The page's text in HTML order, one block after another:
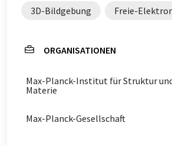
3D-Bildgebung Freie-
ORGANISATIONEN
Max-Planck-Institut für Struktur
Materie
Max-Planck-Gesellschaft